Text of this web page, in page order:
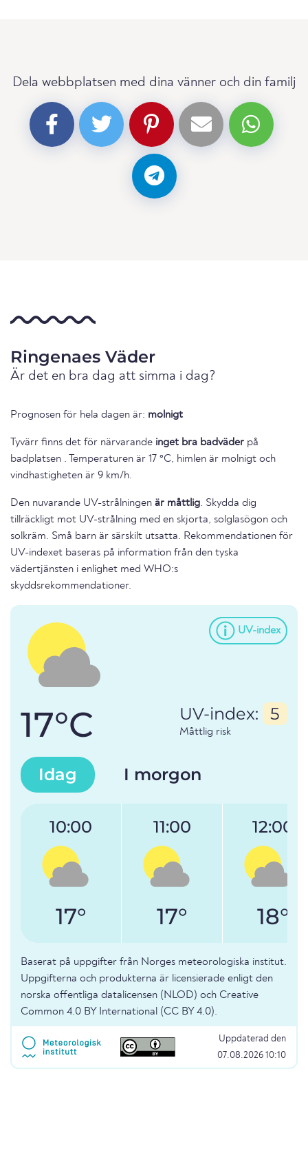
Dela webbplatsen med dina vänner och din familj
Ringenaes Väder
Är det en bra dag att simma i dag?
Prognosen för hela dagen är: molnigt
Tyvärr finns det för närvarande inget bra badväder på
badplatsen . Temperaturen är 17 °C, himlen är molnigt och
vindhastigheten är 9 km/h.
Den nuvarande UV-strålningen är måttlig. Skydda dig
tillräckligt mot UV-strålning med en skjorta, solglasögon och
solkräm. Små barn är särskilt utsatta. Rekommendationen för
UV-indexet baseras på information från den tyska
vädertjänsten i enlighet med WHO:s
skyddsrekommendationer.
UV-index
17°C UV-index: 5
Måttlig risk
Idag I morgon
10:00
17°
11:00
17°
12:00
18°
Baserat på uppgifter från Norges meteorologiska institut.
Uppgifterna och produkterna är licensierade enligt den
norska offentliga datalicensen (NLOD) och Creative
Common 4.0 BY International (CC BY 4.0).
Uppdaterad den
07.08.2026 10:10